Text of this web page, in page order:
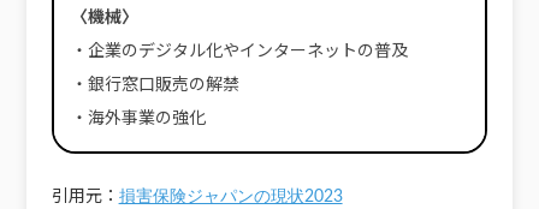
〈機械〉
・企業のデジタル化やインターネットの普及
・銀行窓口販売の解禁
・海外事業の強化
引用元： 損害保険ジャパンの現状2023